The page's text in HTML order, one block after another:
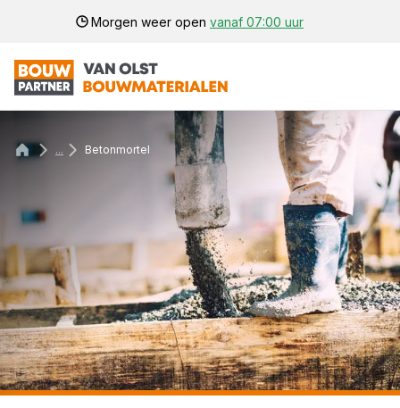
Morgen weer open vanaf 07:00 uur
... Betonmortel